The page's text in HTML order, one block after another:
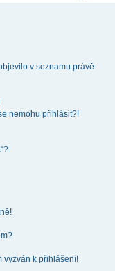
v seznamu právě
nemohu přihlásit?!
vyzván k přihlášení!